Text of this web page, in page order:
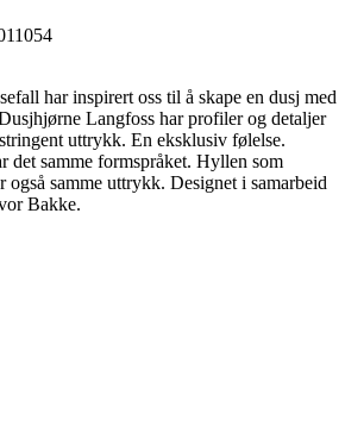
har inspirert oss til å skape en dusj med
Langfoss har profiler og detaljer
uttrykk. En eksklusiv følelse.
det samme formspråket. Hyllen som
også samme uttrykk. Designet i samarbeid
Bakke.